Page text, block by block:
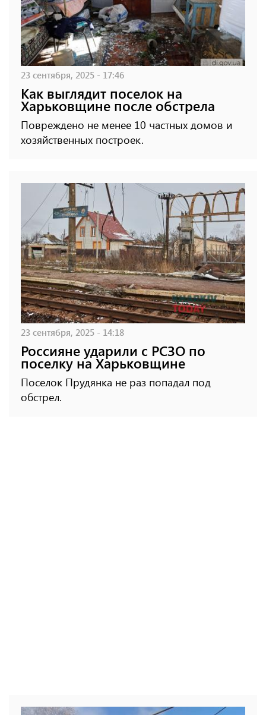
23 сентября, 2025 - 17:46
Как выглядит поселок на
Харьковщине после обстрела
Повреждено не менее 10 частных домов и
хозяйственных построек.
23 сентября, 2025 - 14:18
Россияне ударили с РСЗО по
поселку на Харьковщине
Поселок Прудянка не раз попадал под
обстрел.